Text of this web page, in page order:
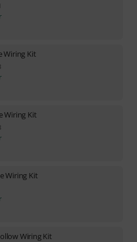
Wiring Kit
Wiring Kit
Wiring Kit
Wiring Kit